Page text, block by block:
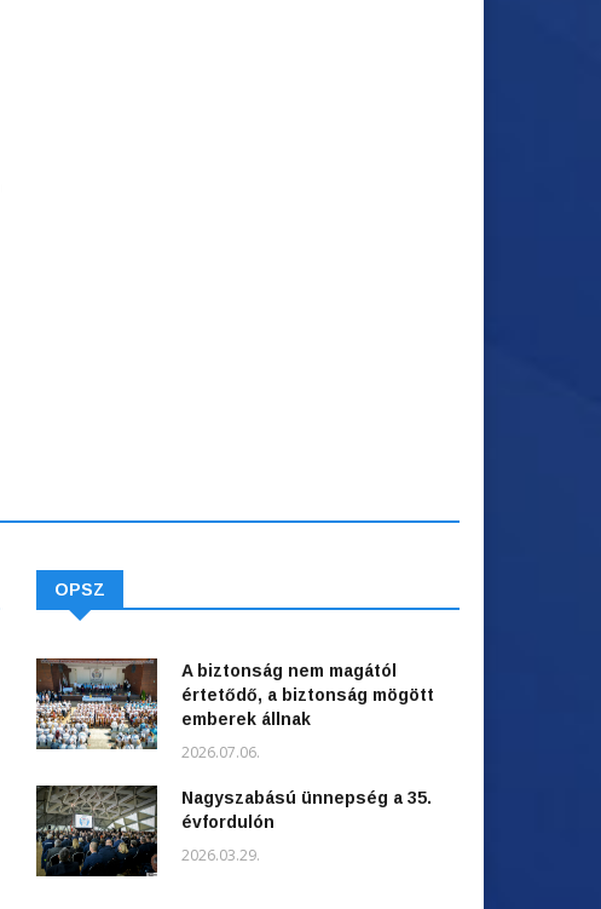
OPSZ
A biztonság nem magától
értetődő, a biztonság mögött
emberek állnak
2026.07.06.
Nagyszabású ünnepség a 35.
évfordulón
2026.03.29.